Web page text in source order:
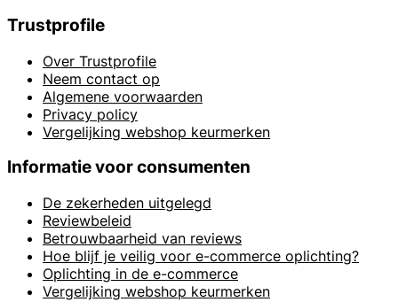
Trustprofile
Over Trustprofile
Neem contact op
Algemene voorwaarden
Privacy policy
Vergelijking webshop keurmerken
Informatie voor consumenten
De zekerheden uitgelegd
Reviewbeleid
Betrouwbaarheid van reviews
Hoe blijf je veilig voor e-commerce oplichting?
Oplichting in de e-commerce
Vergelijking webshop keurmerken